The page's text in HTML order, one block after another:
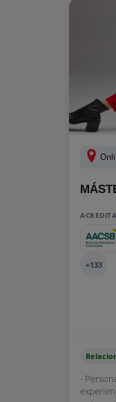
+133
-